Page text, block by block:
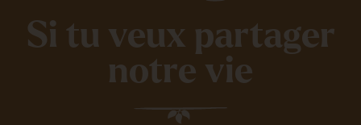
Si tu veux partager
notre vie